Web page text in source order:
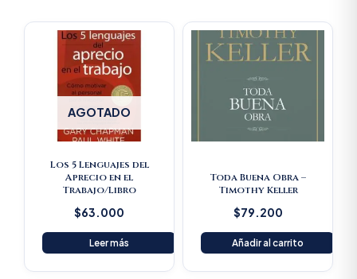
AGOTADO
Los 5 Lenguajes del
Aprecio en el
Trabajo/Libro
$63.000
Leer más
Toda Buena Obra –
Timothy Keller
$79.200
Añadir al carrito